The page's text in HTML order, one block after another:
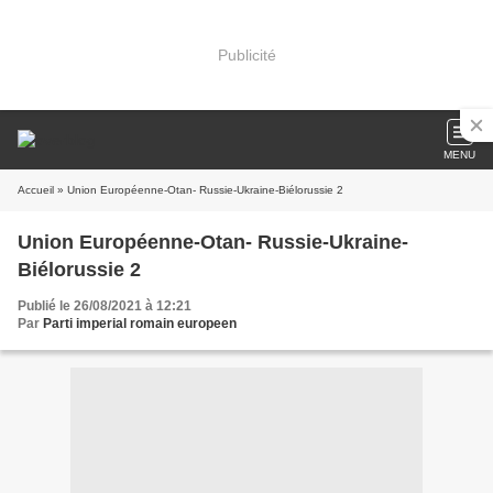
Publicité
MENU
Accueil » Union Européenne-Otan- Russie-Ukraine-Biélorussie 2
Union Européenne-Otan- Russie-Ukraine-
Biélorussie 2
Publié le 26/08/2021 à 12:21
Par Parti imperial romain europeen